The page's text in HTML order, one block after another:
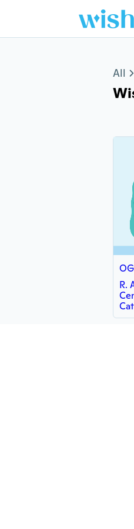
All
R.